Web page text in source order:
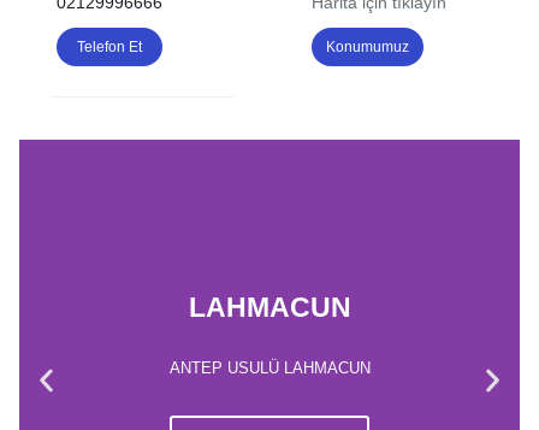
Telefon Et Konumumuz
LAHMACUN
ANTEP USULÜ LAHMACUN